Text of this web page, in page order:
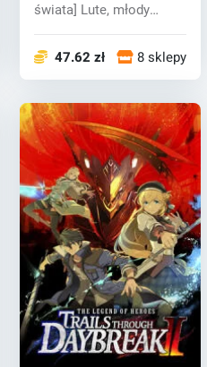
świata] Lute, młody
47.62 zł 8 sklepy